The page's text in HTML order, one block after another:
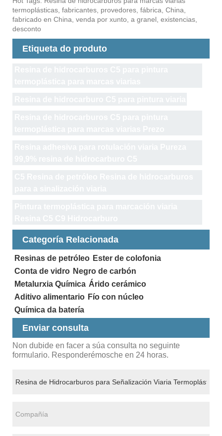
termoplásticas, fabricantes, provedores, fábrica, China,
fabricado en China, venda por xunto, a granel, existencias,
desconto
Etiqueta do produto
Categoría Relacionada
Resinas de petróleo Ester de colofonia
Conta de vidro Negro de carbón
Metalurxia Química Árido cerámico
Aditivo alimentario Fío con núcleo
Química da batería
Enviar consulta
Non dubide en facer a súa consulta no seguinte
formulario. Responderémosche en 24 horas.